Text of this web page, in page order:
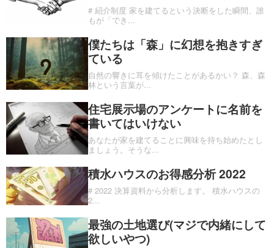
# 紹介制度 家を建てるという決断をした瞬間、誰
もが「でき ...
僕たちは「森」に幻想を抱きすぎ
ている
自然の響きに耳を傾けたことがあるかい？ 森、森
林という言葉が...
住宅展示場のアンケートに名前を
書いてはいけない
あなたが家を建てることに興味を持ち始めたとし
ましょう。そうな...
積水ハウスのお得感分析 2022
# 2022 決算資料から分析します。 積水ハウスの
2...
最強の土地選び(マジで内緒にして
欲しいやつ)